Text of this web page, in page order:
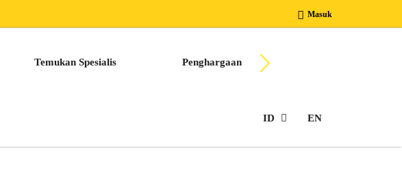
Masuk
Temukan Spesialis Penghargaan
ID EN